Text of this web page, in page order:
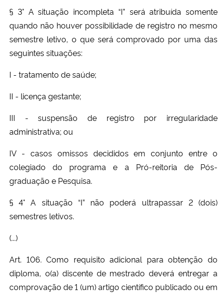
§ 3° A situação incompleta “I” será atribuída somente
quando não houver possibilidade de registro no mesmo
semestre letivo, o que será comprovado por uma das
seguintes situações:
I - tratamento de saúde;
II - licença gestante;
III - suspensão de registro por irregularidade
administrativa; ou
IV - casos omissos decididos em conjunto entre o
colegiado do programa e a Pró-reitoria de Pós-
graduação e Pesquisa.
§ 4° A situação “I” não poderá ultrapassar 2 (dois)
semestres letivos.
(...)
Art. 106. Como requisito adicional para obtenção do
diploma, o(a) discente de mestrado deverá entregar a
comprovação de 1 (um) artigo científico publicado ou em